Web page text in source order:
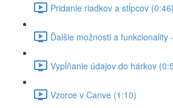
Pridanie riadkov a stĺpcov (0:46)
Ďalšie možnosti a funkcionality
Vypĺňanie údajov do hárkov
Vzorce v Canve (1:10)